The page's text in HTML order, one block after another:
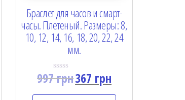
Браслет для часов и смарт-
часы. Плетеный. Размеры: 8,
10, 12, 14, 16, 18, 20, 22, 24
мм.
R
997грн367 грн